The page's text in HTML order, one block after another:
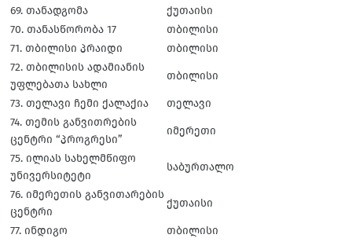
69. თანადგომა
ქუთაისი
70. თანასწორობა 17
თბილისი
71. თბილისი პრაიდი
თბილისი
72. თბილისის ადამიანის
უფლებათა სახლი
თბილისი
73. თელავი ჩემი ქალაქია
თელავი
74. თემის განვითრების
ცენტრი “პროგრესი”
იმერეთი
75. ილიას სახელმწიფო
უნივერსიტეტი
საბურთალო
76. იმერეთის განვითარების
ცენტრი
ქუთაისი
77. ინდიგო
თბილისი